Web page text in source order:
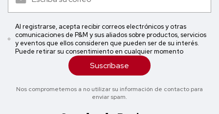
Al registrarse, acepta recibir correos electrónicos y otras
comunicaciones de P&M y sus aliados sobre productos, servicios
y eventos que ellos consideren que pueden ser de su interés.
Puede retirar su consentimiento en cualquier momento
Suscríbase
Nos comprometemos a no utilizar su información de contacto para
enviar spam.